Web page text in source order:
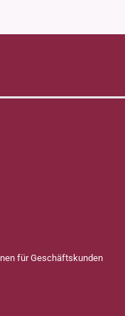
für Geschäftskunden